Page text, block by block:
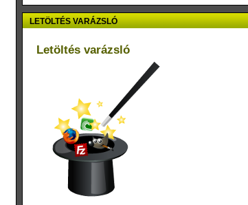
LETÖLTÉS VARÁZSLÓ
Letöltés varázsló